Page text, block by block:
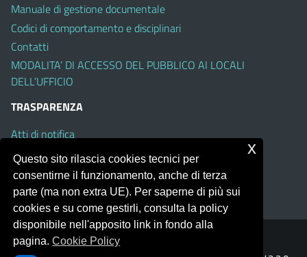
Manuale di gestione documentale
Codici di comportamento e disciplinari
Contatti
MODALITA’ DI ACCESSO DEL PUBBLICO AI LOCALI
DELL’UFFICIO
TRASPARENZA
Atti di notifica
Albo on line
Amministrazione Trasparente
Obiettivi di Accessibilità
Portale realizzato con la piattaforma
Questo sito rilascia cookies tecnici per
consentirne il funzionamento, anche di terza
parte (ma non extra UE). Per saperne di più sui
cookies e su come gestirli, consulta la policy
disponibile nell'apposito link in fondo alla
pagina.Cookie Policy
x